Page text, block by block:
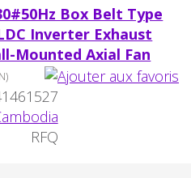
Box Belt Type
Inverter Exhaust
Mounted Axial Fan
RFQ